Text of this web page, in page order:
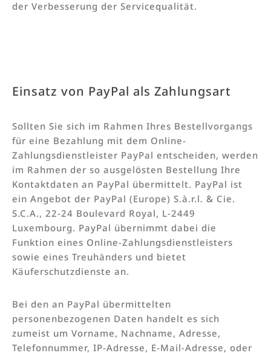
der Verbesserung der Servicequalität.
Einsatz von PayPal als Zahlungsart
Sollten Sie sich im Rahmen Ihres Bestellvorgangs
für eine Bezahlung mit dem Online-
Zahlungsdienstleister PayPal entscheiden, werden
im Rahmen der so ausgelösten Bestellung Ihre
Kontaktdaten an PayPal übermittelt. PayPal ist
ein Angebot der PayPal (Europe) S.à.r.l. & Cie.
S.C.A., 22-24 Boulevard Royal, L-2449
Luxembourg. PayPal übernimmt dabei die
Funktion eines Online-Zahlungsdienstleisters
sowie eines Treuhänders und bietet
Käuferschutzdienste an.
Bei den an PayPal übermittelten
personenbezogenen Daten handelt es sich
zumeist um Vorname, Nachname, Adresse,
Telefonnummer, IP-Adresse, E-Mail-Adresse, oder